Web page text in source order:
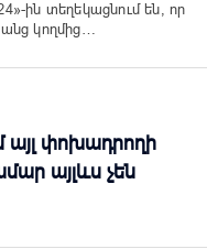
ին տեղեկացնում են, որ
կողմից…
փոխադրողի
այլևս չեն